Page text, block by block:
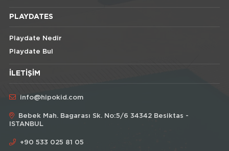
PLAYDATES
Playdate Nedir
Playdate Bul
İLETIŞIM
info@hipokid.com
Bebek Mah. Bagarası Sk. No:5/6 34342 Besiktas -
ISTANBUL
+90 533 025 81 05